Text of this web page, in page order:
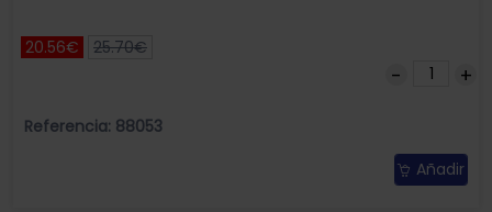
20.56€ 25.70€
Referencia: 88053
Añadir